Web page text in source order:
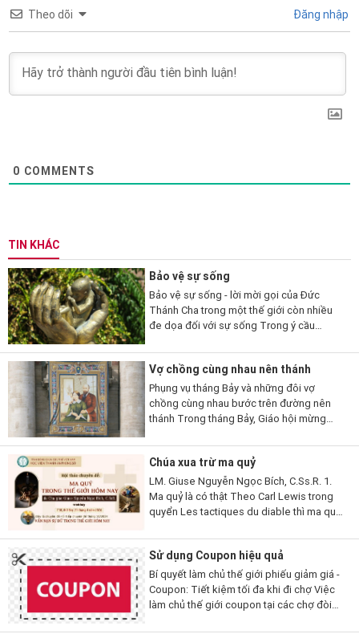
Theo dõi Đăng nhập
0 COMMENTS
TIN KHÁC
Bảo vệ sự sống
Bảo vệ sự sống - lời mời gọi của Đức
Thánh Cha trong một thế giới còn nhiều
đe dọa đối với sự sống Trong ý cầu
XIV mời gọi các tín hữu...
Vợ chồng cùng nhau nên thánh
Phụng vụ tháng Bảy và những đôi vợ
chồng cùng nhau bước trên đường nên
thánh Trong tháng Bảy, Giáo hội mừng
thiện thuộc nhiều thời đại và hoàn cảnh
khác...
Chúa xua trừ ma quỷ
LM. Giuse Nguyễn Ngọc Bích, C.Ss.R. 1.
Ma quỷ là có thật Theo Carl Lewis trong
quyển Les tactiques du diable thì ma quỷ
không tin có nó để nó được tự...
Sử dụng Coupon hiệu quả
Bí quyết làm chủ thế giới phiếu giảm giá -
Coupon: Tiết kiệm tối đa khi đi chợ Việc
làm chủ thế giới coupon tại các chợ đòi